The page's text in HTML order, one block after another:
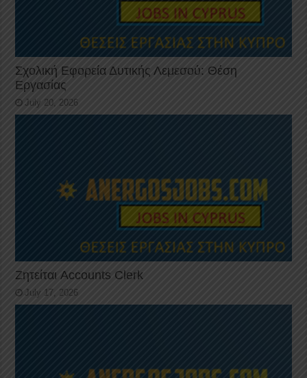
Σχολική Εφορεία Δυτικής Λεμεσού: Θέση
Εργασίας
July 20, 2026
Ζητείται Accounts Clerk
July 17, 2026